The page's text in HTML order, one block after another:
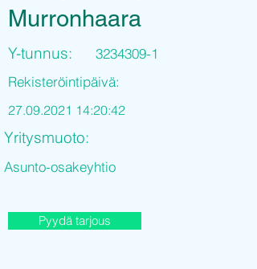
Murronhaara
Y-tunnus:
3234309-1
Rekisteröintipäivä:
27.09.2021 14:20:42
Yritysmuoto:
Asunto-osakeyhtio
Pyydä tarjous